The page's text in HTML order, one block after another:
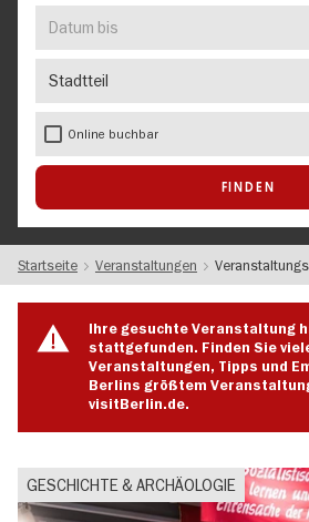
bis
Online buchbar
Startseite Veranstaltungen
Ihre gesuchte Veranstaltung
stattgefunden. Finden Sie
Veranstaltungen, Tipps und
Berlins größtem
visitBerlin.de.
GESCHICHTE & ARCHÄOLOGIE